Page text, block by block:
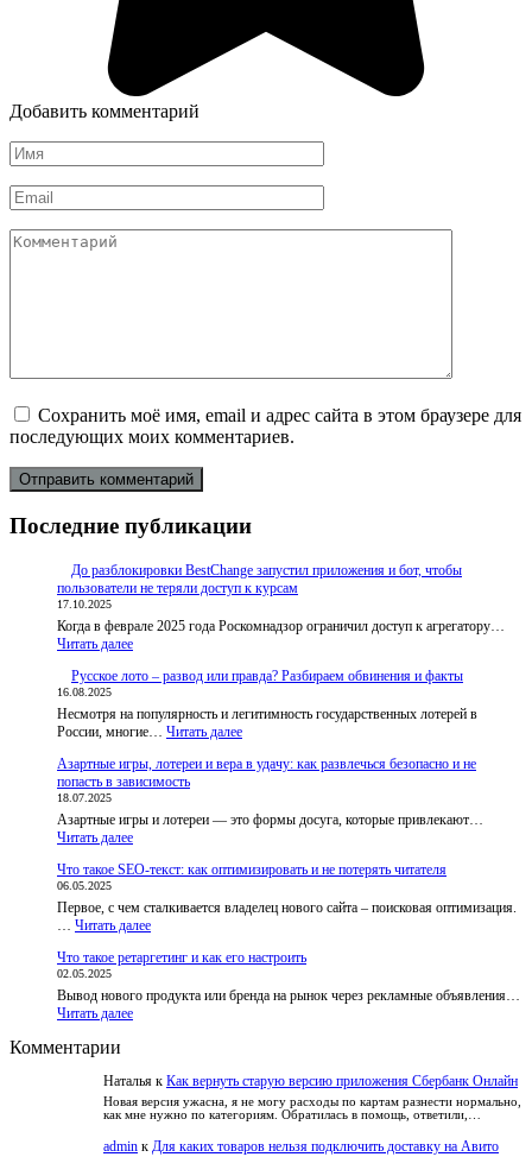
Добавить комментарий
Имя
*
Email
*
Комментарий
Сохранить моё имя, email и адрес сайта в этом браузере для
последующих моих комментариев.
Последние публикации
До разблокировки BestChange запустил приложения и бот, чтобы
пользователи не теряли доступ к курсам
17.10.2025
Когда в феврале 2025 года Роскомнадзор ограничил доступ к агрегатору…
Читать далее:
разблокировки
запустил
приложения
бот,
чтобы
не
теряли
к
Русское лото – развод или правда? Разбираем обвинения и факты
16.08.2025
Несмотря на популярность и легитимность государственных лотерей в
России, многие… Читать далее:
лото
или
обвинения
факты
Азартные игры, лотереи и вера в удачу: как развлечься безопасно и не
попасть в зависимость
18.07.2025
Азартные игры и лотереи — это формы досуга, которые привлекают…
Читать далее:
игры,
и
вера
удачу:
развлечься
безопасно
в
зависимость
Что такое SEO-текст: как оптимизировать и не потерять читателя
06.05.2025
Первое, с чем сталкивается владелец нового сайта – поисковая оптимизация.
… Читать далее:
такое
текст:
потерять
читателя
Что такое ретаргетинг и как его настроить
02.05.2025
Вывод нового продукта или бренда на рынок через рекламные объявления…
Читать далее:
и
как
его
настроить
Комментарии
Наталья к Как вернуть старую версию приложения Сбербанк Онлайн
Новая версия ужасна, я не могу расходы по картам разнести нормально,
как мне нужно по категориям. Обратилась в помощь, ответили,…
admin к Для каких товаров нельзя подключить доставку на Авито